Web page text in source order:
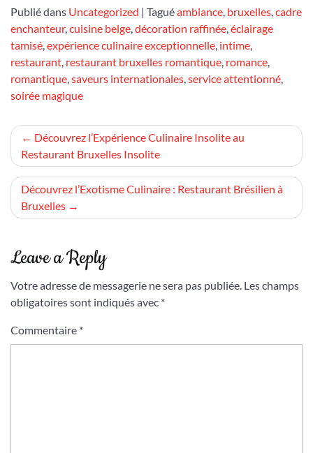
Publié dans Uncategorized | Taguéambiance, bruxelles,cadre
enchanteur,cuisine belge,décoration raffinée,éclairage
tamisé,expérience culinaire exceptionnelle, intime,
restaurant, restaurant bruxelles romantique, romance,
romantique,saveurs internationales,service attentionné,
soirée magique
Navigation
de
l’article
Découvrez l’Expérience Culinaire Insolite au
Restaurant Bruxelles Insolite
Découvrez l’Exotisme Culinaire : Restaurant Brésilien à
Bruxelles
Leave a Reply
Votre adresse de messagerie ne sera pas publiée. Les champs
obligatoires sont indiqués avec *
Commentaire *